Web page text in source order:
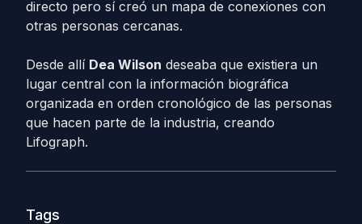
directo pero sí creó un mapa de conexiones con
otras personas cercanas.
Desde allí Dea Wilson deseaba que existiera un
lugar central con la información biográfica
organizada en orden cronológico de las personas
que hacen parte de la industria, creando
Lifograph.
Tags